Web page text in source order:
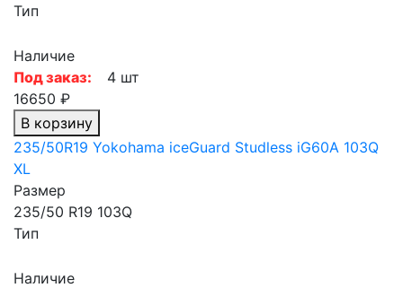
Тип
Наличие
Под заказ:
4 шт
16650 ₽
В корзину
235/50R19 Yokohama iceGuard Studless iG60A 103Q
XL
Размер
235/50 R19 103Q
Тип
Наличие